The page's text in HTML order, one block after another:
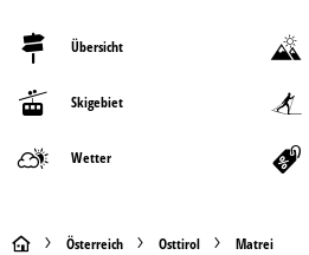
Übersicht
Skigebiet
Wetter
S Österreich Osttirol Matrei